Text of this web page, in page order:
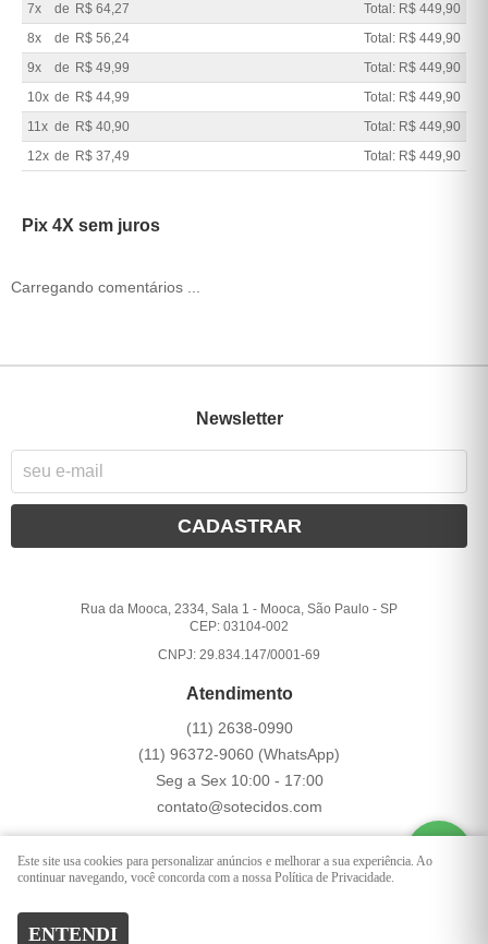
7x
de R$ 64,27
Total: R$ 449,90
8x
de R$ 56,24
Total: R$ 449,90
9x
de R$ 49,99
Total: R$ 449,90
10x de R$ 44,99
Total: R$ 449,90
11x de R$ 40,90
Total: R$ 449,90
12x de R$ 37,49 Total: R$ 449,90
Pix 4X sem juros
Carregando comentários ...
Newsletter
CADASTRAR
Rua da Mooca, 2334, Sala 1 - Mooca, São Paulo -SP
CEP: 03104-002
CNPJ: 29.834.147/0001-69
Atendimento
(11) 2638-0990
(11) 96372-9060 (WhatsApp)
Seg a Sex 10:00 - 17:00
contato@sotecidos.com
LOJA VIRTUAL CRIADA POR
Este site usa cookies para personalizar anúncios e melhorar a sua experiência. Ao
continuar navegando, você concorda com a nossa Política de Privacidade.
ENTENDI